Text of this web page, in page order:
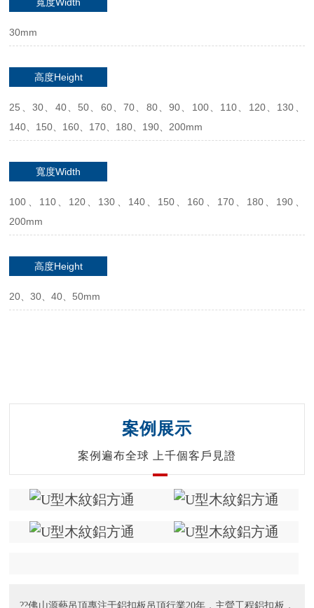
寬度Width
30mm
高度Height
25、30、40、50、60、70、80、90、100、110、120、130、
140、150、160、170、180、190、200mm
寬度Width
100、110、120、130、140、150、160、170、180、190、
200mm
高度Height
20、30、40、50mm
案例展示
案例遍布全球 上千個客戶見證
??佛山源藝吊頂專注于鋁扣板吊頂行業20年，主營工程鋁扣板，